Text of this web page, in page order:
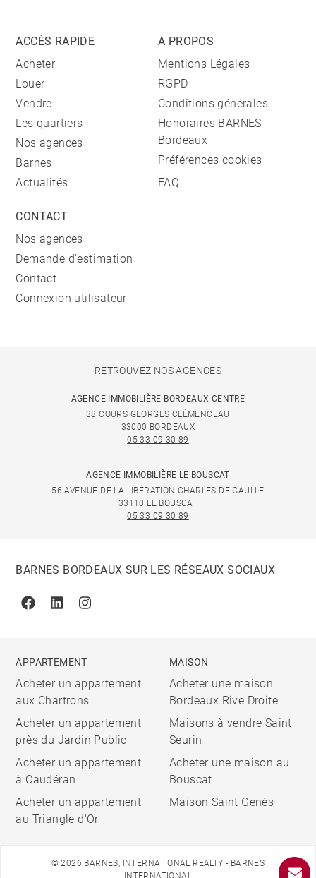
ACCÈS RAPIDE
Acheter
Louer
Vendre
Les quartiers
Nos agences
Barnes
Actualités
A PROPOS
Mentions Légales
RGPD
Conditions générales
Honoraires BARNES
Bordeaux
Préférences cookies
FAQ
CONTACT
Nos agences
Demande d'estimation
Contact
Connexion utilisateur
RETROUVEZ NOS AGENCES
AGENCE IMMOBILIÈRE BORDEAUX CENTRE
38 COURS GEORGES CLÉMENCEAU
33000 BORDEAUX
05 33 09 30 89
AGENCE IMMOBILIÈRE LE BOUSCAT
56 AVENUE DE LA LIBÉRATION CHARLES DE GAULLE
33110 LE BOUSCAT
05 33 09 30 89
BARNES BORDEAUX SUR LES RÉSEAUX SOCIAUX
FacebookLinkedinInstagram
APPARTEMENT
Acheter un appartement
aux Chartrons
Acheter un appartement
près du Jardin Public
Acheter un appartement
à Caudéran
Acheter un appartement
au Triangle d'Or
MAISON
Acheter une maison
Bordeaux Rive Droite
Maisons à vendre Saint
Seurin
Acheter une maison au
Bouscat
Maison Saint Genès
© 2026 BARNES, INTERNATIONAL REALTY - BARNES
INTERNATIONAL